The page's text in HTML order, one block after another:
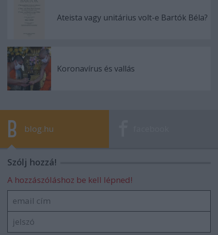
Ateista vagy unitárius volt-e Bartók Béla?
Koronavírus és vallás
blog.hu
Szólj hozzá!
A hozzászóláshoz be kell lépned!